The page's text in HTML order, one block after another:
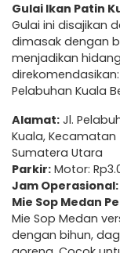
Gulai Ikan Patin
Gulai ini disajikan
dimasak dengan
menjadikan
Pelabuhan Kuala
Alamat: Jl.
Kuala, Kecamatan
Sumatera Utara
Parkir: Motor:
Jam Operasional:
Mie Sop Medan
Mie Sop Medan
dengan bihun,